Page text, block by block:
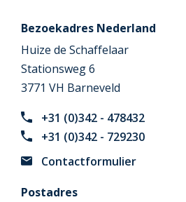
Bezoekadres Nederland
Huize de Schaffelaar
Stationsweg 6
3771 VH Barneveld
+31 (0)342 - 478432
+31 (0)342 - 729230
Contactformulier
Postadres